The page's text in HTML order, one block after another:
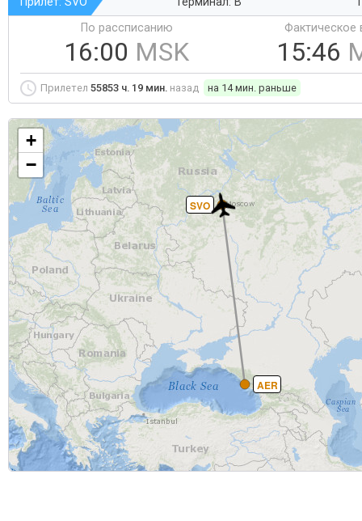
По рассписанию
16:00 MSK
Фактическое
15:46
Прилетел 55853 ч. 19 мин. назад на 14 мин. раньше
AER
SVO
+
−